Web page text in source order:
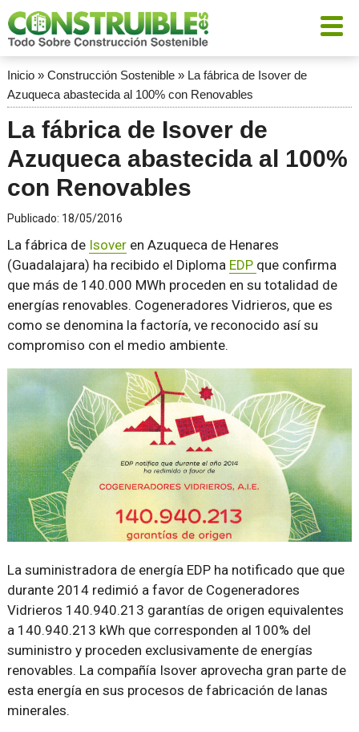
Inicio» Construcción Sostenible» La fábrica de Isover de
Azuqueca abastecida al 100% con Renovables
La fábrica de Isover de
Azuqueca abastecida al 100%
con Renovables
Publicado: 18/05/2016
La fábrica de Isoveren Azuqueca de Henares
(Guadalajara) ha recibido el Diploma EDP que confirma
que más de 140.000 MWh proceden en su totalidad de
energías renovables. Cogeneradores Vidrieros, que es
como se denomina la factoría, ve reconocido así su
compromiso con el medio ambiente.
La suministradora de energía EDP ha notificado que que
durante 2014 redimió a favor de Cogeneradores
Vidrieros 140.940.213 garantías de origen equivalentes
a 140.940.213 kWh que corresponden al 100% del
suministro y proceden exclusivamente de energías
renovables. La compañía Isover aprovecha gran parte de
esta energía en sus procesos de fabricación de lanas
minerales.